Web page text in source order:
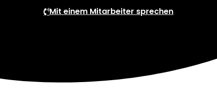
Mit einem Mitarbeiter sprechen